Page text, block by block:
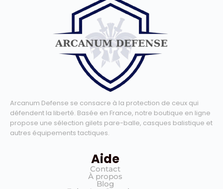
Arcanum Defense se consacre à la protection de ceux qui
défendent la liberté. Basée en France, notre boutique en ligne
propose une sélection gilets pare-balle, casques balistique et
autres équipements tactiques.
Aide
Contact
À propos
Blog